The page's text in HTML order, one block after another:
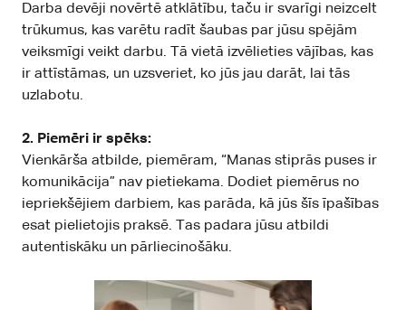
Darba devēji novērtē atklātību, taču ir svarīgi neizcelt
trūkumus, kas varētu radīt šaubas par jūsu spējām
veiksmīgi veikt darbu. Tā vietā izvēlieties vājības, kas
ir attīstāmas, un uzsveriet, ko jūs jau darāt, lai tās
uzlabotu.
2. Piemēri ir spēks:
Vienkārša atbilde, piemēram, “Manas stiprās puses ir
komunikācija” nav pietiekama. Dodiet piemērus no
iepriekšējiem darbiem, kas parāda, kā jūs šīs īpašības
esat pielietojis praksē. Tas padara jūsu atbildi
autentiskāku un pārliecinošāku.